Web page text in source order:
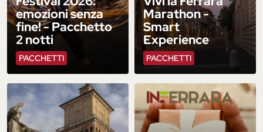
PACCHETTI
emozioni senza
fine! - Pacchetto
2 notti
PACCHETTI
Marathon -
Smart
Experience